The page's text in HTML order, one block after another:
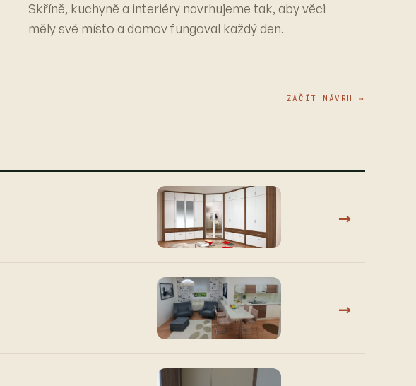
Skříně, kuchyně a interiéry navrhujeme tak, aby věci
měly své místo a domov fungoval každý den.
ZAČÍT NÁVRH →
→
→